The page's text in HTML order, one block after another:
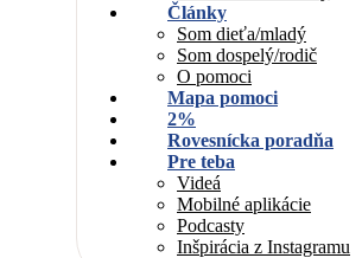
Články
Som dieťa/mladý
Som dospelý/rodič
O pomoci
Mapa pomoci
2%
Rovesnícka poradňa
Pre teba
Videá
Mobilné aplikácie
Podcasty
Inšpirácia z Instagramu